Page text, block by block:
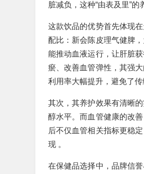
脏减负，这种“由表及里”
这款饮品的优势首先体现
配比：新会陈皮理气健脾
能推动血液运行，让肝脏
瘀、改善血管弹性，其强
利用率大幅提升，避免了传
其次，其养护效果有清晰
醇水平。而血管健康的改
后不仅血管相关指标更稳
现 。
在保健品选择中，品牌信